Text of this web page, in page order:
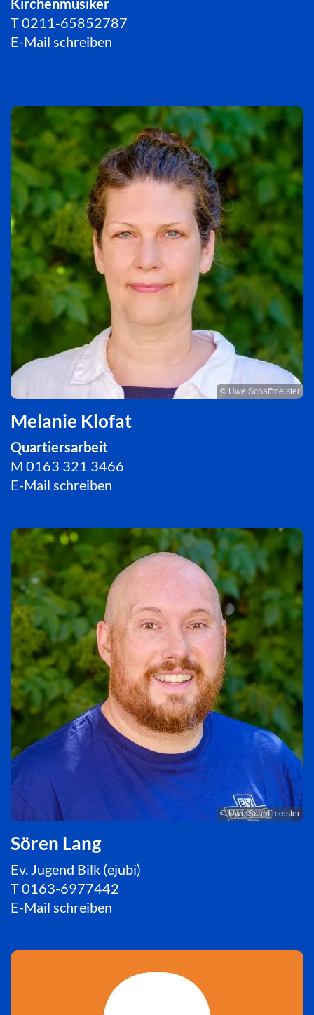
Kirchenmusiker
T0211-65852787
E-Mail schreiben
© Uwe Schaffmeister
Melanie Klofat
Quartiersarbeit
M 0163 321 3466
E-Mail schreiben
© Uwe Schaffmeister
Sören Lang
Ev. Jugend Bilk (ejubi)
T0163-6977442
E-Mail schreiben